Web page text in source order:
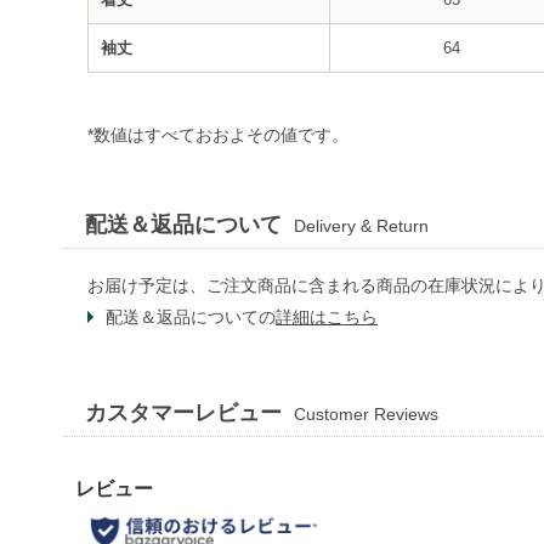
袖丈 64
*数値はすべておおよその値です。
配送＆返品について Delivery & Return
お届け予定は、ご注文商品に含まれる商品の在庫状況により
配送＆返品についての詳細はこちら
カスタマーレビュー Customer Reviews